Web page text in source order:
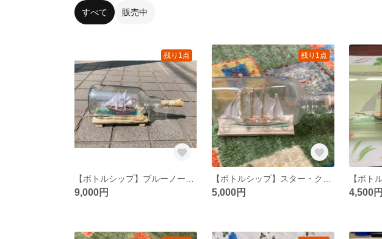
すべて 販売中
残り1点
9,000円
残り1点
5,000円 4,500円